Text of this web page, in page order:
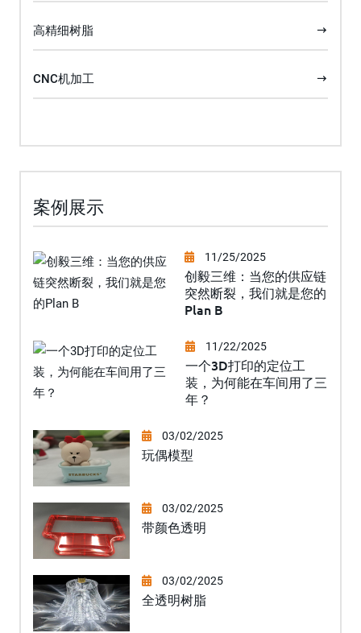
高精细树脂
CNC机加工
案例展示
11/25/2025
创毅三维：当您的供应链
突然断裂，我们就是您的
Plan B
11/22/2025
一个3D打印的定位工
装，为何能在车间用了三
年？
03/02/2025
玩偶模型
03/02/2025
带颜色透明
03/02/2025
全透明树脂